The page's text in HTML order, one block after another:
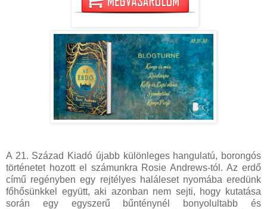
A 21. Század Kiadó újabb különleges hangulatú, borongós
történetet hozott el számunkra Rosie Andrews-tól. Az erdő
című regényben egy rejtélyes haláleset nyomába eredünk
főhősünkkel együtt, aki azonban nem sejti, hogy kutatása
során egy egyszerű bűnténynél bonyolultabb és